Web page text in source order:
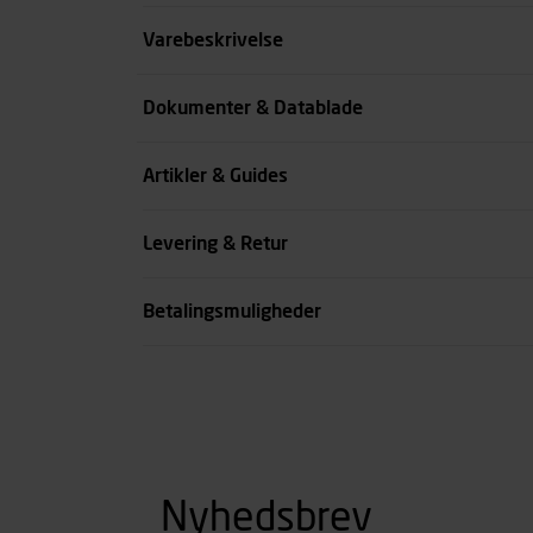
Størrelse
Varebeskrivelse
Dokumenter & Datablade
Artikler & Guides
Levering & Retur
Betalingsmuligheder
Nyhedsbrev